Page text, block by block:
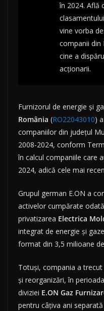
în 2024. Află
vine vorba
companii din
cine a
acționarii.
Furnizorul de energie și
România (RO22043010)
companiilor din județul
2008-2024, conform
în calcul companiile care
2024, adică cele mai
Grupul german E.ON a
activelor cumpărate
privatizarea Electrica
integrat de energie și
format din 3,5 milioane
Totuși, compania a
și reorganizări, în
diviziei E.ON Gaz
pentru câțiva ani